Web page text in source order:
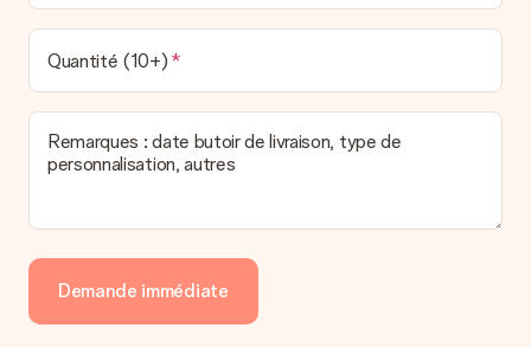
Quantité (10+)
Remarques : date butoir de livraison, type de
personnalisation, autres
Demande immédiate